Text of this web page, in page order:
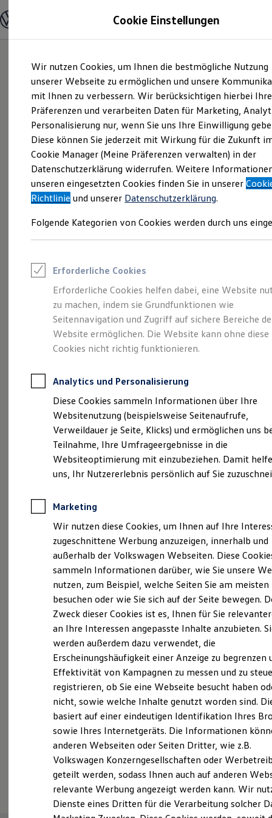
Hauptinhalt
springen
Footer
springen
Modelle und Konfigurator
Modelle vergleichen
Elektroautos
ENERGY Sondermodelle
Nutzfahrzeuge
SUV und CUV
Familienautos
Kombis
Kompaktwagen
Sportwagen
Schnell verfügbare Fahrzeuge
Angebote und Produkte
Aktuelle Angebote
E-Auto-Förderung
Volkswagen Marktplatz
Junge Gebrauchtwagen und Gebrauchtwagen
Saisonangebote
Leasing
Leasing-Angebote
Gebrauchtwagen Leasing
Junge Gebrauchtwagen-Leasing
Elektroauto Leasing
Kleinwagen-Leasing
Leasing ohne Anzahlung
Autokredit mit Schlussrate
Versicherungen und Garantien
Kfz-Versicherung
Restschuldversicherungen
Garantien
Wartungsverträge
Geschäftskunden
Professional Class bei Volkswagen
Großkunden
Behörden
Anpfiff zum Gewinn
Elektroautos
ID. Tutorials
Elektrofahrzeugkonzepte
Reichweite
Reichweite der ID. Modelle
Reichweite im Winter
Laden
Laden unterwegs
Laden Zuhause
Ladezeitensimulator
Batterie
Sicherheit
Garantie und Lebensdauer
Nachhaltigkeit
Technologie
Kosten und Kauf
Verbrauchskosten
Kaufoptionen
E-Auto-Förderung
Software und Konnektivität
Die ID. Software 6
ID. Software Versionen und Updates
Digitale Extras
Schnittstellen zu Ihrem ID.
Eleganzschön
großartig. Der Passat.
Probefahrt vereinbaren
Fahrzeugangebot anfordern
Servicetermin buchen
Serviceanfrage stellen
Cookie Einstellungen
Wir nutzen Cookies, um Ihnen die bestmögliche Nutzung
unserer Webseite zu ermöglichen und unsere
mit Ihnen zu verbessern. Wir berücksichtigen hierbei Ihre
Präferenzen und verarbeiten Daten für Marketing,
Personalisierung nur, wenn Sie uns Ihre Einwilligung
Diese können Sie jederzeit mit Wirkung für die Zukunft
Cookie Manager (Meine Präferenzen verwalten) in der
Datenschutzerklärung widerrufen. Weitere
unseren eingesetzten Cookies finden Sie in unserer
Richtlinie und unserer Datenschutzerklärung.
Folgende Kategorien von Cookies werden durch uns
Erforderliche Cookies
Erforderliche Cookies helfen dabei, eine Website
zu machen, indem sie Grundfunktionen wie
Seitennavigation und Zugriff auf sichere Bereiche
Website ermöglichen. Die Website kann ohne diese
Cookies nicht richtig funktionieren.
Analytics und Personalisierung
Diese Cookies sammeln Informationen über Ihre
Websitenutzung (beispielsweise Seitenaufrufe,
Verweildauer je Seite, Klicks) und ermöglichen uns
Teilnahme, Ihre Umfrageergebnisse in die
Websiteoptimierung mit einzubeziehen. Damit
uns, Ihr Nutzererlebnis persönlich auf Sie
Marketing
Wir nutzen diese Cookies, um Ihnen auf Ihre
zugeschnittene Werbung anzuzeigen, innerhalb und
außerhalb der Volkswagen Webseiten. Diese
sammeln Informationen darüber, wie Sie unsere
nutzen, zum Beispiel, welche Seiten Sie am meisten
besuchen oder wie Sie sich auf der Seite bewegen.
Zweck dieser Cookies ist es, Ihnen für Sie
an Ihre Interessen angepasste Inhalte anzubieten.
werden außerdem dazu verwendet, die
Erscheinungshäufigkeit einer Anzeige zu begrenzen
Effektivität von Kampagnen zu messen und zu
registrieren, ob Sie eine Webseite besucht haben
nicht, sowie welche Inhalte genutzt worden sind.
basiert auf einer eindeutigen Identifikation Ihres
sowie Ihres Internetgeräts. Die Informationen
anderen Webseiten oder Seiten Dritter, wie z.B.
Volkswagen Konzerngesellschaften oder
geteilt werden, sodass Ihnen auch auf anderen
relevante Werbung angezeigt werden kann. Wir
Dienste eines Dritten für die Verarbeitung solcher